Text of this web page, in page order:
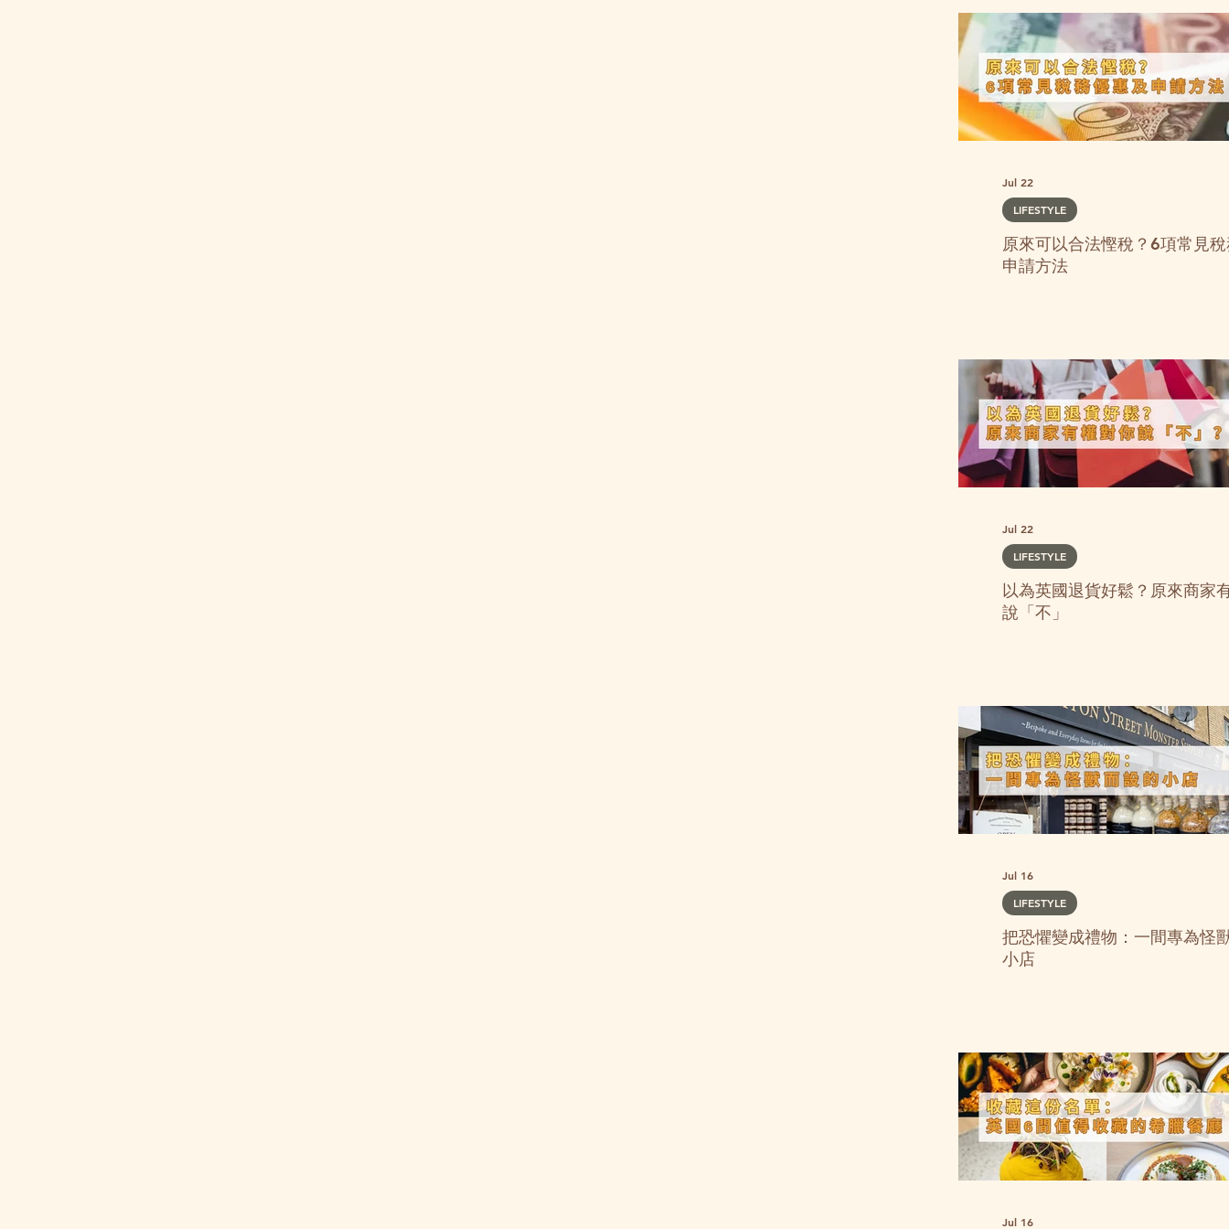
原來可以合法慳稅？6項常見
申請方法
LIFESTYLE
Jul 22
以為英國退貨好鬆？原來商家
說「不」
LIFESTYLE
Jul 22
把恐懼變成禮物：一間專為怪
小店
LIFESTYLE
Jul 16
Jul 16